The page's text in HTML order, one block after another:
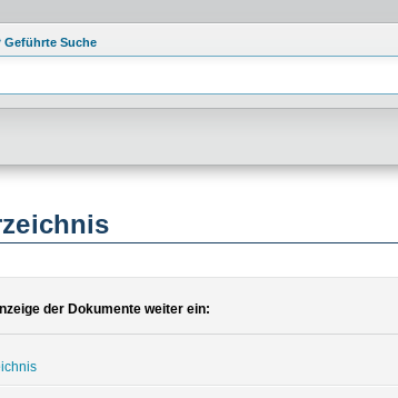
Geführte Suche
der Dokumente weiter ein: